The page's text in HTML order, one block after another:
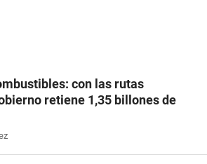
con las rutas
retiene 1,35 billones de